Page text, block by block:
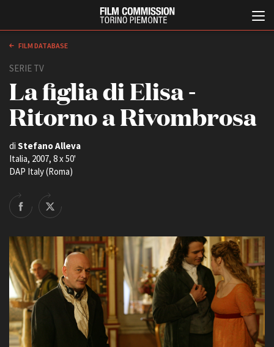
ABOUT
Chi siamo
Contatti
La sede
Partner
Rete regionale
Bilancio sociale
Amministrazione
trasparente
Bandi e gare
Production Days
Avenue Cove - Erasmus +
Guarda che storia!
La Grazia - Immagini e
location della Torino di Paolo
Sorrentino
Open Day
Ciak in TOur!
FILM DATABASE
SERIE TV
La figlia di Elisa -
Ritorno a Rivombrosa
di Stefano Alleva
Italia, 2007, 8 x 50'
DAP Italy (Roma)